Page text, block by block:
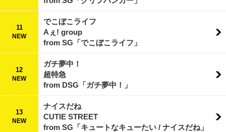
11
NEW
でこぼこライフ
Aぇ! group
from SG「でこぼこライフ」
12
NEW
ガチ夢中！
超特急
from DSG「ガチ夢中！」
13
NEW
ナイスだね
CUTIE STREET
from SG「キュートなキューたい / ナイスだね」